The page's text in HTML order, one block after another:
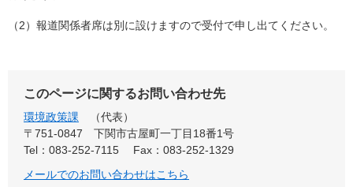
（2）報道関係者席は別に設けますので受付で申し出てください。
このページに関するお問い合わせ先
環境政策課
代表
〒751-0847
下関市古屋町一丁目18番1号
Tel：083-252-7115
Fax：083-252-1329
メールでのお問い合わせはこちら